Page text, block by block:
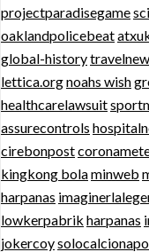
projectparadisegame
oaklandpolicebeat
global-history
lettica.orgnoahs wish
healthcarelawsuit
assurecontrols
cirebonpost
kingkong bolaminweb
harpanas
lowkerpabrik harpanas
jokercoy